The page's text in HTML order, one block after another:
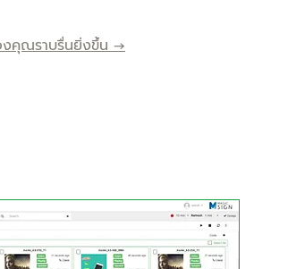
องคุณราบรื่นยิ่งขึ้น →